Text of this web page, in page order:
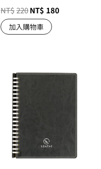
NT$220NT$ 180
加入購物車